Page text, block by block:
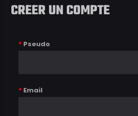
CREER UN COMPTE
* Pseudo
* Email